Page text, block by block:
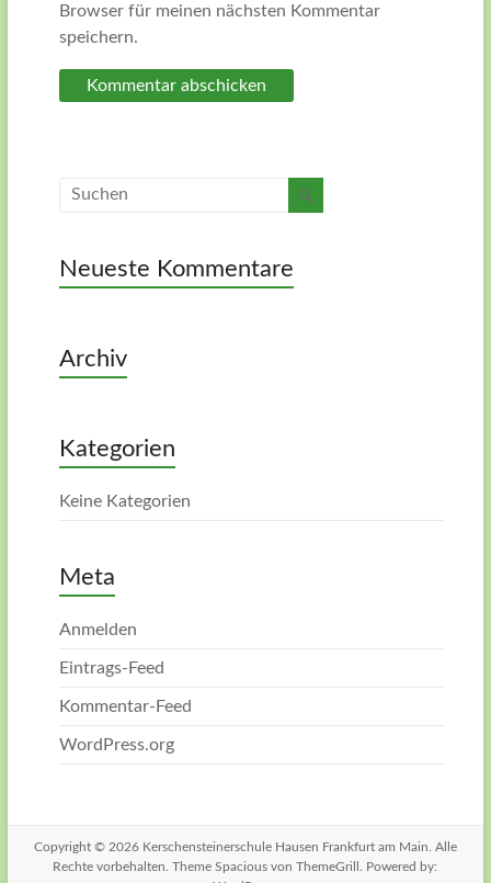
Browser für meinen nächsten Kommentar
speichern.
Neueste Kommentare
Archiv
Kategorien
Keine Kategorien
Meta
Anmelden
Eintrags-Feed
Kommentar-Feed
WordPress.org
Copyright © 2026 Kerschensteinerschule Hausen Frankfurt am Main . Alle
Rechte vorbehalten. ThemeSpacious von ThemeGrill. Powered by: